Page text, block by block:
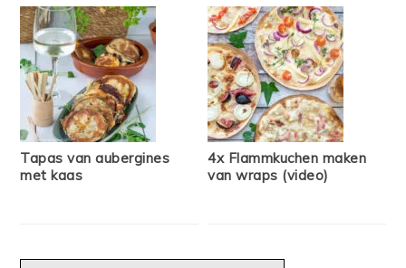
Tapas van aubergines
met kaas
4x Flammkuchen maken
van wraps (video)